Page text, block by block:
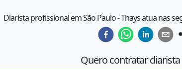
Diarista profissional em São Paulo - Thays atua nas
Quero contratar diarista